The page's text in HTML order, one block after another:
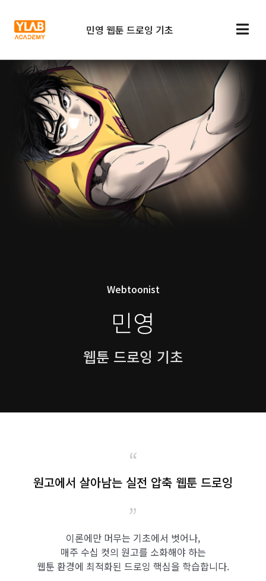
민영 웹툰 드로잉 기초
Webtoonist
민영
웹툰 드로잉 기초
“
원고에서 살아남는 실전 압축 웹툰 드로잉
”
이론에만 머무는 기초에서 벗어나,
매주 수십 컷의 원고를 소화해야 하는
웹툰 환경에 최적화된 드로잉 핵심을 학습합니다.